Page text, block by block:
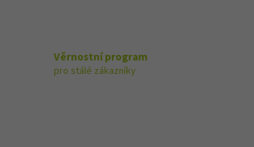
Věrnostní program
pro stálé zákazníky